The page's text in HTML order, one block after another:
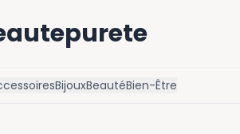
BijouxBeautéBien-Être